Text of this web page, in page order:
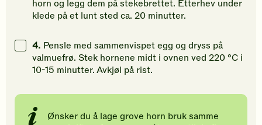
horn og legg dem på stekebrettet. Etterhev under
klede på et lunt sted ca. 20 minutter.
4. Pensle med sammenvispet egg og dryss på
valmuefrø. Stek hornene midt i ovnen ved 220 °C i
10-15 minutter. Avkjøl på rist.
Ønsker du å lage grove horn bruk samme